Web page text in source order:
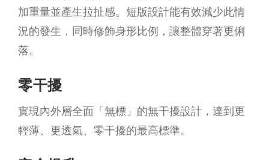
加重量並產生拉扯感。短版設計能有效減少此情
況的發生，同時修飾身形比例，讓整體穿著更俐
落。
零干擾
實現內外層全面「無標」的無干擾設計，達到更
輕薄、更透氣、零干擾的最高標準。